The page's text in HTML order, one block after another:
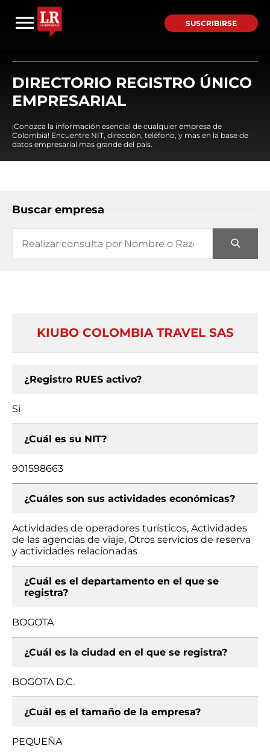
SUSCRIBIRSE
DIRECTORIO REGISTRO ÚNICO
EMPRESARIAL
¡Conozca la información esencial de cualquier empresa de
Colombia! Encuentre NIT, dirección, teléfono, y mas en la base de
datos empresarial mas grande del país.
Buscar empresa
KIUBO COLOMBIA TRAVEL SAS
¿Registro RUES activo?
Si
¿Cuál es su NIT?
901598663
¿Cuáles son sus actividades económicas?
Actividades de operadores turísticos, Actividades
de las agencias de viaje, Otros servicios de reserva
y actividades relacionadas
¿Cuál es el departamento en el que se
registra?
BOGOTA
¿Cuál es la ciudad en el que se registra?
BOGOTA D.C.
¿Cuál es el tamaño de la empresa?
PEQUEÑA